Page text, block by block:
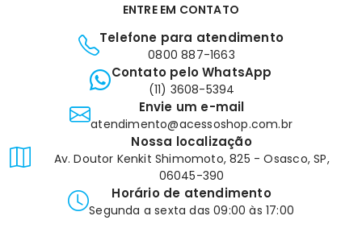
ENTRE EM CONTATO
Telefone para atendimento
0800 887-1663
Contato pelo WhatsApp
(11) 3608-5394
Envie um e-mail
atendimento@acessoshop.com.br
Nossa localização
Av. Doutor Kenkit Shimomoto, 825 - Osasco, SP,
06045-390
Horário de atendimento
Segunda a sexta das 09:00 às 17:00